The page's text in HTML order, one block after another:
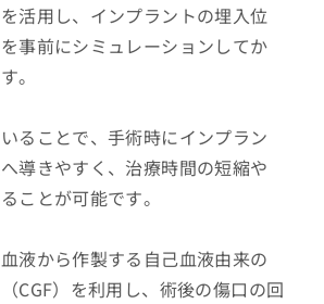
活用し、インプラントの埋入位
事前にシミュレーションしてか
。
ることで、手術時にインプラン
導きやすく、治療時間の短縮や
ことが可能です。
液から作製する自己血液由来の
CGF）を利用し、術後の傷口の回